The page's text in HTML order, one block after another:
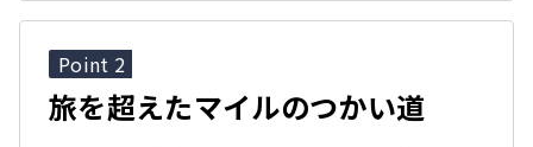
Point 2
旅を超えたマイルのつかい道